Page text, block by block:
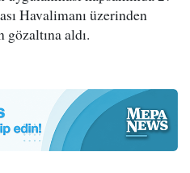
Havalimanı üzerinden
gözaltına aldı.